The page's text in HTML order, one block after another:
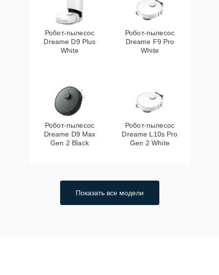
Робот-пылесос
Dreame D9 Plus
White
Робот-пылесос
Dreame F9 Pro
White
Робот-пылесос
Dreame D9 Max
Gen 2 Black
Робот-пылесос
Dreame L10s Pro
Gen 2 White
Показать все модели